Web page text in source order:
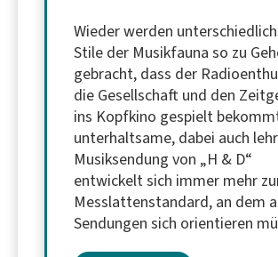
Wieder werden
Stile der Musikfauna so zu
gebracht, dass der
die Gesellschaft und den
ins Kopfkino gespielt
unterhaltsame, dabei auch
Musiksendung von „H & D“
entwickelt sich immer mehr
Messlattenstandard, an dem
Sendungen sich orientieren